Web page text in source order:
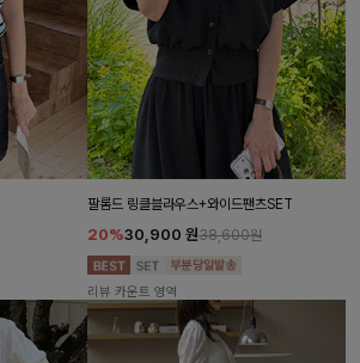
팔롬드 링클블라우스+와이드팬츠SET
20%30,900 원38,600원
리뷰 카운트 영역